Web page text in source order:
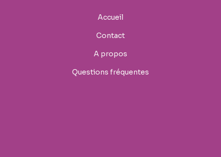
Accueil
Contact
A propos
Questions fréquentes